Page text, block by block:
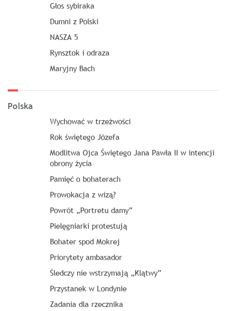
Głos sybiraka
Dumni z Polski
NASZA 5
Rynsztok i odraza
Maryjny Bach
Polska
Wychować w trzeźwości
Rok świętego Józefa
Modlitwa Ojca Świętego Jana Pawła II w intencji
obrony życia
Pamięć o bohaterach
Prowokacja z wizą?
Powrót „Portretu damy”
Pielęgniarki protestują
Bohater spod Mokrej
Priorytety ambasador
Śledczy nie wstrzymają „Klątwy”
Przystanek w Londynie
Zadania dla rzecznika